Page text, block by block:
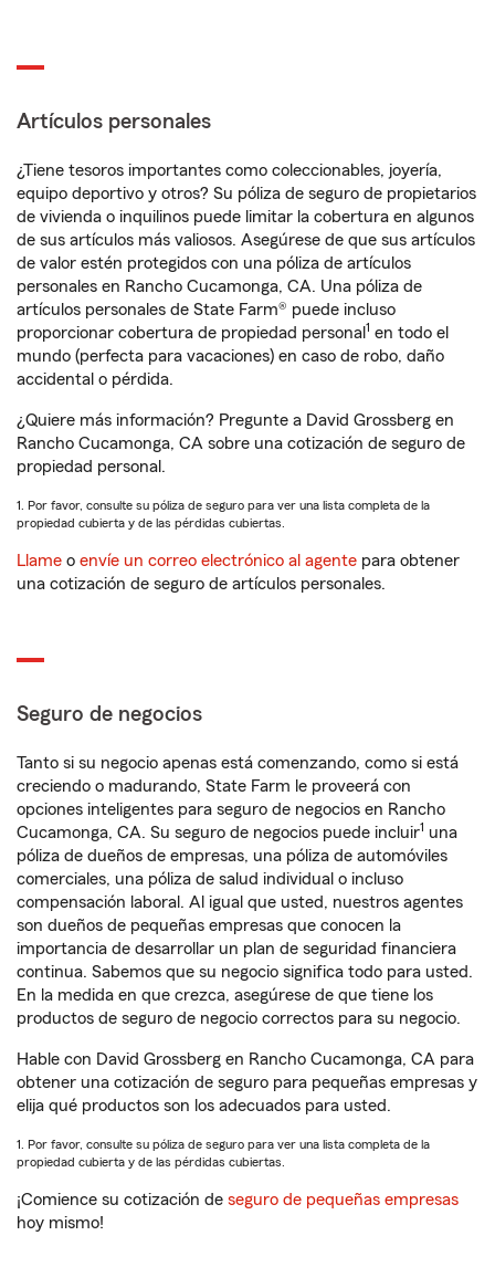
Artículos personales
¿Tiene tesoros importantes como coleccionables, joyería,
equipo deportivo y otros? Su póliza de seguro de propietarios
de vivienda o inquilinos puede limitar la cobertura en algunos
de sus artículos más valiosos. Asegúrese de que sus artículos
de valor estén protegidos con una póliza de artículos
personales en Rancho Cucamonga, CA. Una póliza de
artículos personales de State Farm® puede incluso
proporcionar cobertura de propiedad personal 1 en todo el
mundo (perfecta para vacaciones) en caso de robo, daño
accidental o pérdida.
¿Quiere más información? Pregunte a David Grossberg en
Rancho Cucamonga, CA sobre una cotización de seguro de
propiedad personal.
1. Por favor, consulte su póliza de seguro para ver una lista completa de la
propiedad cubierta y de las pérdidas cubiertas.
Llame o envíe un correo electrónico al agente para obtener
una cotización de seguro de artículos personales.
Seguro de negocios
Tanto si su negocio apenas está comenzando, como si está
creciendo o madurando, State Farm le proveerá con
opciones inteligentes para seguro de negocios en Rancho
Cucamonga, CA. Su seguro de negocios puede incluir1 una
póliza de dueños de empresas, una póliza de automóviles
comerciales, una póliza de salud individual o incluso
compensación laboral. Al igual que usted, nuestros agentes
son dueños de pequeñas empresas que conocen la
importancia de desarrollar un plan de seguridad financiera
continua. Sabemos que su negocio significa todo para usted.
En la medida en que crezca, asegúrese de que tiene los
productos de seguro de negocio correctos para su negocio.
Hable con David Grossberg en Rancho Cucamonga, CA para
obtener una cotización de seguro para pequeñas empresas y
elija qué productos son los adecuados para usted.
1. Por favor, consulte su póliza de seguro para ver una lista completa de la
propiedad cubierta y de las pérdidas cubiertas.
¡Comience su cotización de seguro de pequeñas empresas
hoy mismo!